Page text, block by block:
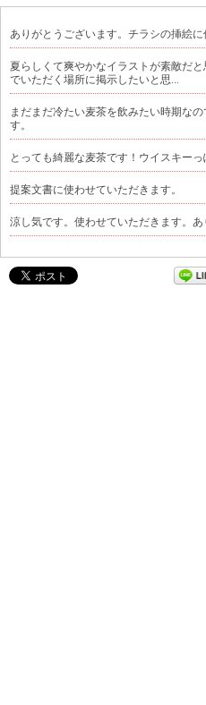
ありがとうございます。チラシの挿絵に
夏らしくて爽やかなイラストが素敵だ
でいただく場所に掲示したいと思...
まだまだ冷たい麦茶を飲みたい時期な
す。
とっても綺麗な麦茶です！ウイスキー
提案文書に使わせていただきます。
涼し気です。使わせていただきます。あ